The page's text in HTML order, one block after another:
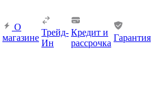
О
магазине
Трейд-
Ин
Кредит и
рассрочка
Гарантия